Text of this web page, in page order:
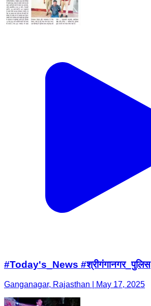
#Today's_News #श्रीगंगानगर_पुलिस
Ganganagar, Rajasthan | May 17, 2025